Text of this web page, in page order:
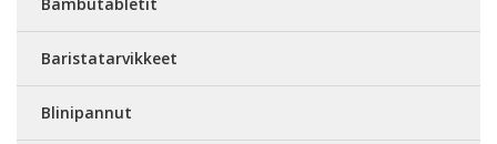
Baristatarvikkeet
Blinipannut